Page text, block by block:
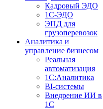
Кадровый ЭДО
1С-ЭДО
ЭПД для
грузоперевозок
Аналитика и
управление бизнесом
Реальная
автоматизация
1С:Аналитика
BI-системы
Внедрение ИИ в
1С